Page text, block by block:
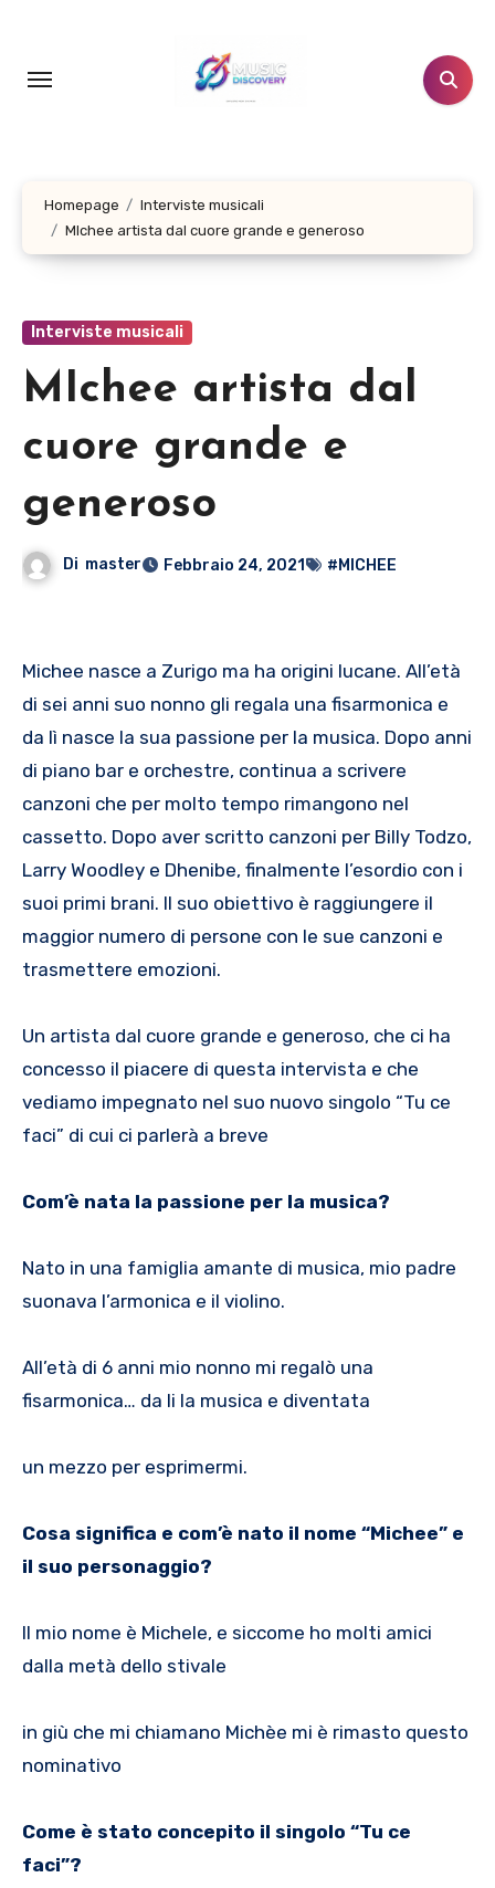
contenuto
Homepage
Interviste musicali
MIchee artista dal cuore grande e generoso
Interviste musicali
MIchee artista dal
cuore grande e
generoso
Di master Febbraio 24, 2021 #MICHEE
Michee nasce a Zurigo ma ha origini lucane. All’età
di sei anni suo nonno gli regala una fisarmonica e
da lì nasce la sua passione per la musica. Dopo anni
di piano bar e orchestre, continua a scrivere
canzoni che per molto tempo rimangono nel
cassetto. Dopo aver scritto canzoni per Billy Todzo,
Larry Woodley e Dhenibe, finalmente l’esordio con i
suoi primi brani. Il suo obiettivo è raggiungere il
maggior numero di persone con le sue canzoni e
trasmettere emozioni.
Un artista dal cuore grande e generoso, che ci ha
concesso il piacere di questa intervista e che
vediamo impegnato nel suo nuovo singolo “Tu ce
faci” di cui ci parlerà a breve
Com’è nata la passione per la musica?
Nato in una famiglia amante di musica, mio padre
suonava l’armonica e il violino.
All’età di 6 anni mio nonno mi regalò una
fisarmonica… da li la musica e diventata
un mezzo per esprimermi.
Cosa significa e com’è nato il nome “Michee” e
il suo personaggio?
Il mio nome è Michele, e siccome ho molti amici
dalla metà dello stivale
in giù che mi chiamano Michèe mi è rimasto questo
nominativo
Come è stato concepito il singolo “Tu ce
faci”?